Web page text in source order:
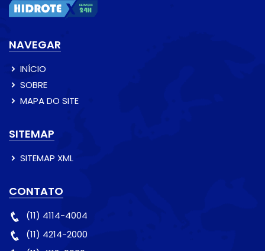
NAVEGAR
INÍCIO
SOBRE
MAPA DO SITE
SITEMAP
SITEMAP XML
CONTATO
(11) 4114-4004
(11) 4214-2000